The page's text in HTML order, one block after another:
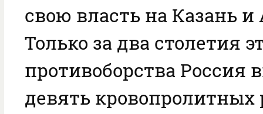
свою власть на Казань и
Только за два столетия
противоборства Россия
девять кровопролитных